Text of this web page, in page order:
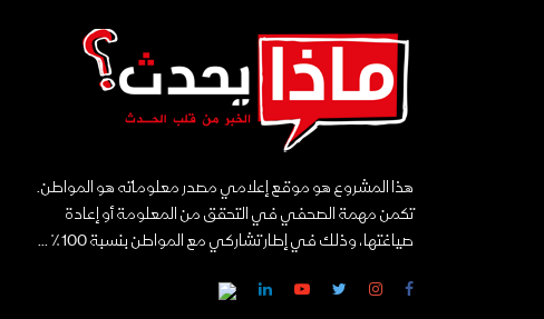
هذا المشروع هو موقع إعلامي مصدر معلوماته هو المواطن.
تكمن مهمة الصحفي في التحقق من المعلومة أو إعادة
صياغتها، وذلك في إطار تشاركي مع المواطن بنسبة 100٪ ...